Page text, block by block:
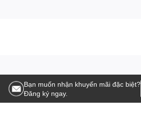
Bạn muốn nhận khuyến mãi đặc biệt?
Đăng ký ngay.